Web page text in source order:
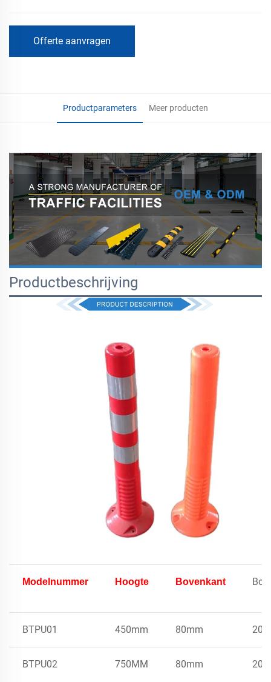
Offerte aanvragen
Productparameters Meer producten
Productbeschrijving
Modelnummer Hoogte Bovenkant
BTPU01 450mm 80mm
BTPU02 750MM 80mm